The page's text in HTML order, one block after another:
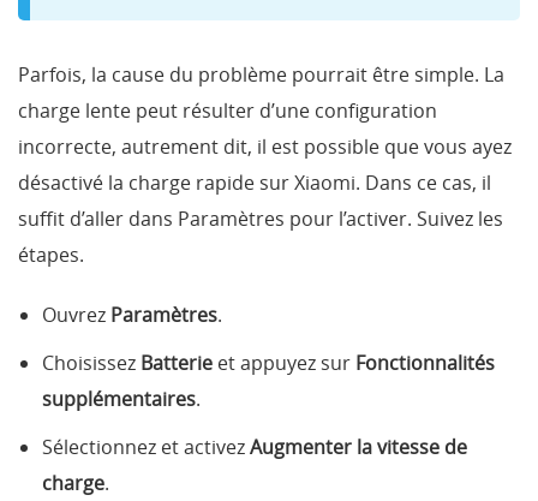
Parfois, la cause du problème pourrait être simple. La
charge lente peut résulter d’une configuration
incorrecte, autrement dit, il est possible que vous ayez
désactivé la charge rapide sur Xiaomi. Dans ce cas, il
suffit d’aller dans Paramètres pour l’activer. Suivez les
étapes.
Ouvrez Paramètres.
Choisissez Batterie et appuyez sur Fonctionnalités
supplémentaires.
Sélectionnez et activezAugmenter la vitesse de
charge.